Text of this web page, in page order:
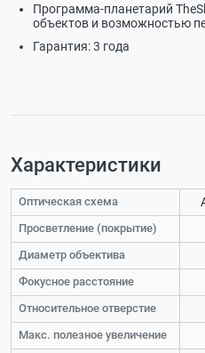
Программа-планетарий
объектов и возможностью
Гарантия: 3 года
Характеристики
Оптическая схема
Просветление (покрытие)
Диаметр объектива
Фокусное расстояние
Относительное отверстие
Макс. полезное увеличение